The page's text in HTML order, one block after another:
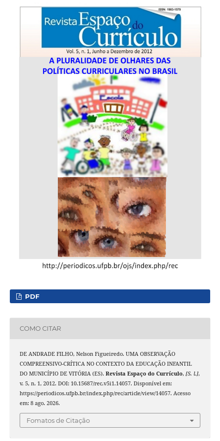
PDF
COMO CITAR
DE ANDRADE FILHO, Nelson Figueiredo. UMA OBSERVAÇÃO
COMPREENSIVO-CRÍTICA NO CONTEXTO DA EDUCAÇÃO INFANTIL
DO MUNICÍPIO DE VITÓRIA (ES). Revista Espaço do Currículo, [S. l.],
v. 5, n. 1, 2012. DOI: 10.15687/rec.v5i1.14057. Disponível em:
https://periodicos.ufpb.br/index.php/rec/article/view/14057. Acesso
em: 8 ago. 2026.
Fomatos de Citação